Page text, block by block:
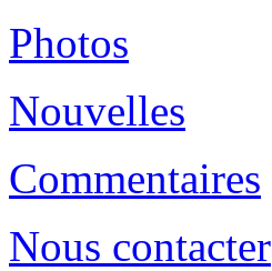
Photos
Nouvelles
Commentaires
Nous contacter